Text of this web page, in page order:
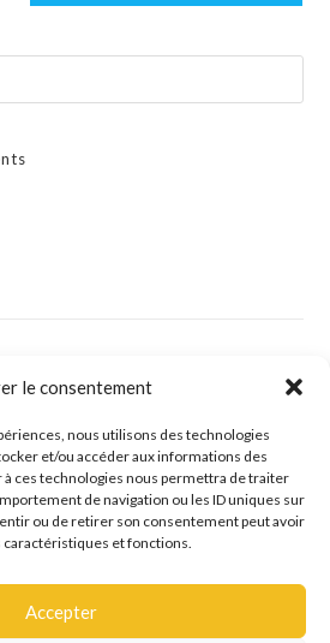
le consentement
nous utilisons des technologies
et/ou accéder aux informations des
à ces technologies nous permettra de traiter
de navigation ou les ID uniques sur
ou de retirer son consentement peut avoir
et fonctions.
Accepter